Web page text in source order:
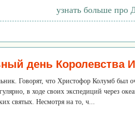
узнать больше про
день Королевства
Говорят, что Христофор Колумб был
в ходе своих экспедиций через
святых. Несмотря на то, ч...